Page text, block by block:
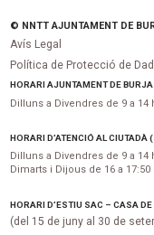
© NNTT AJUNTAMENT DE
Avís Legal
Política de Protecció de
HORARI AJUNTAMENT DE
Dilluns a Divendres de 9 a 14
HORARI D’ATENCIÓ AL CIUTADÀ
Dilluns a Divendres de 9 a 14
Dimarts i Dijous de 16 a 17:50
HORARI D’ESTIU SAC – CASA DE
(del 15 de juny al 30 de